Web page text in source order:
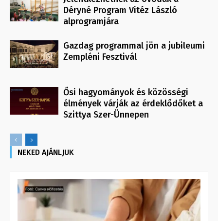
Déryné Program Vitéz László
alprogramjára
Gazdag programmal jön a jubileumi
Zempléni Fesztivál
Ősi hagyományok és közösségi
élmények várják az érdeklődőket a
Szittya Szer-Ünnepen
NEKED AJÁNLJUK